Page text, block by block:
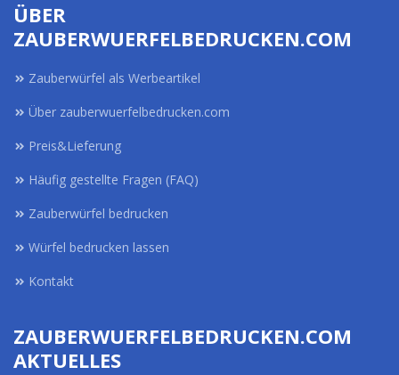
ÜBER
ZAUBERWUERFELBEDRUCKEN.COM
Zauberwürfel als Werbeartikel
Über zauberwuerfelbedrucken.com
Preis&Lieferung
Häufig gestellte Fragen (FAQ)
Zauberwürfel bedrucken
Würfel bedrucken lassen
Kontakt
ZAUBERWUERFELBEDRUCKEN.COM
AKTUELLES